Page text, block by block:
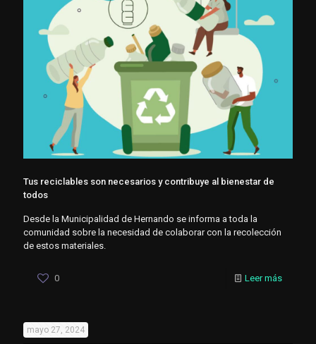
Tus reciclables son necesarios y contribuye al bienestar de
todos
Desde la Municipalidad de Hernando se informa a toda la
comunidad sobre la necesidad de colaborar con la recolección
de estos materiales.
0 Leer más
mayo 27, 2024